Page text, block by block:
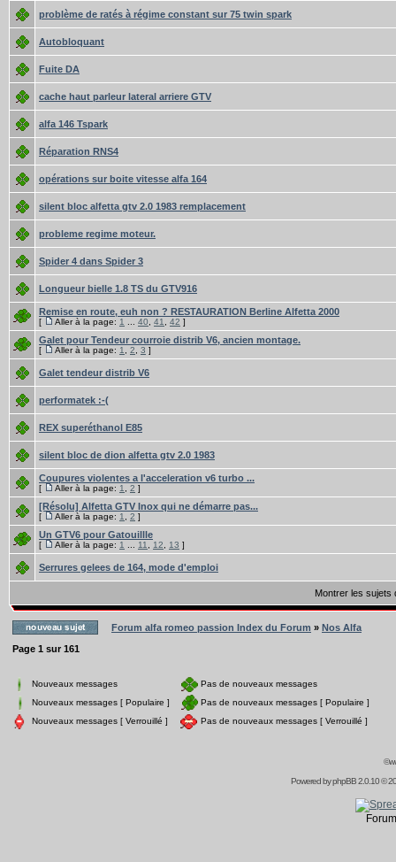
problème de ratés à régime constant sur 75 twin spark
Autobloquant
Fuite DA
cache haut parleur lateral arriere GTV
alfa 146 Tspark
Réparation RNS4
opérations sur boite vitesse alfa 164
silent bloc alfetta gtv 2.0 1983 remplacement
probleme regime moteur.
Spider 4 dans Spider 3
Longueur bielle 1.8 TS du GTV916
Remise en route, euh non ? RESTAURATION Berline Alfetta 2000
[ Aller à la page: 1 40 41 42 ]
Galet pour Tendeur courroie distrib V6, ancien montage.
[ Aller à la page: 1 2 3 ]
Galet tendeur distrib V6
performatek :-(
REX superéthanol E85
silent bloc de dion alfetta gtv 2.0 1983
Coupures violentes a l'acceleration v6 turbo ...
[ Aller à la page: 1 2 ]
[Résolu] Alfetta GTV Inox qui ne démarre pas...
[ Aller à la page: 1 2 ]
Un GTV6 pour Gatouillle
[ Aller à la page: 1 11 12 13 ]
Serrures gelees de 164, mode d'emploi
Montrer les sujets
Forum alfa romeo passion Index du Forum » Nos Alfa
Page 1 sur 161
Nouveaux messages
Pas de nouveaux messages
Nouveaux messages [ Populaire ]
Pas de nouveaux messages [ Populaire ]
Nouveaux messages [ Verrouillé ]
Pas de nouveaux messages [ Verrouillé ]
Powered byphpBB2.0.10 ©